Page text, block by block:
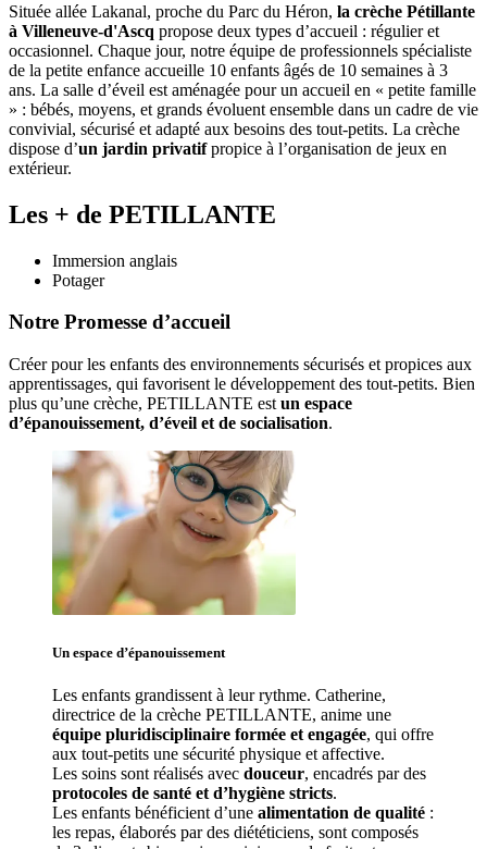
Située allée Lakanal, proche du Parc du Héron, la crèche Pétillante
à Villeneuve-d'Ascq propose deux types d’accueil : régulier et
occasionnel. Chaque jour, notre équipe de professionnels spécialiste
de la petite enfance accueille 10 enfants âgés de 10 semaines à 3
ans. La salle d’éveil est aménagée pour un accueil en « petite famille
» : bébés, moyens, et grands évoluent ensemble dans un cadre de vie
convivial, sécurisé et adapté aux besoins des tout-petits. La crèche
dispose d’un jardin privatifpropice à l’organisation de jeux en
extérieur.
Les + de PETILLANTE
Immersion anglais
Potager
Notre Promesse d’accueil
Créer pour les enfants des environnements sécurisés et propices aux
apprentissages, qui favorisent le développement des tout-petits. Bien
plus qu’une crèche, PETILLANTE est un espace
d’épanouissement, d’éveil et de socialisation.
Un espace d’épanouissement
Les enfants grandissent à leur rythme. Catherine,
équipe pluridisciplinaire formée et engagée, qui offre
aux tout-petits une sécurité physique et affective.
Les soins sont réalisés avec douceur
protocoles de santé et d’hygiène stricts.
Les enfants bénéficient d’une alimentation de qualité :
les repas, élaborés par des diététiciens, sont composés